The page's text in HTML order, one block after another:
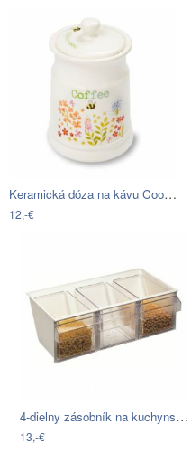
Keramická dóza na kávu Cooksmart ® Bee…
12,-€
4-dielny zásobník na kuchynské násypky…
13,-€